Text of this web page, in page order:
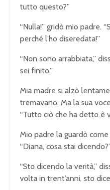
tutto questo?”
“Nulla!” gridò mio padre.
perché l’ho diseredata!”
“Non sono arrabbiata,”
sei finito.”
Mia madre si alzò
tremavano. Ma la sua
“Tutto ciò che ha detto è
Mio padre la guardò
“Diana, cosa stai
“Sto dicendo la verità,”
volta in trent’anni, sto